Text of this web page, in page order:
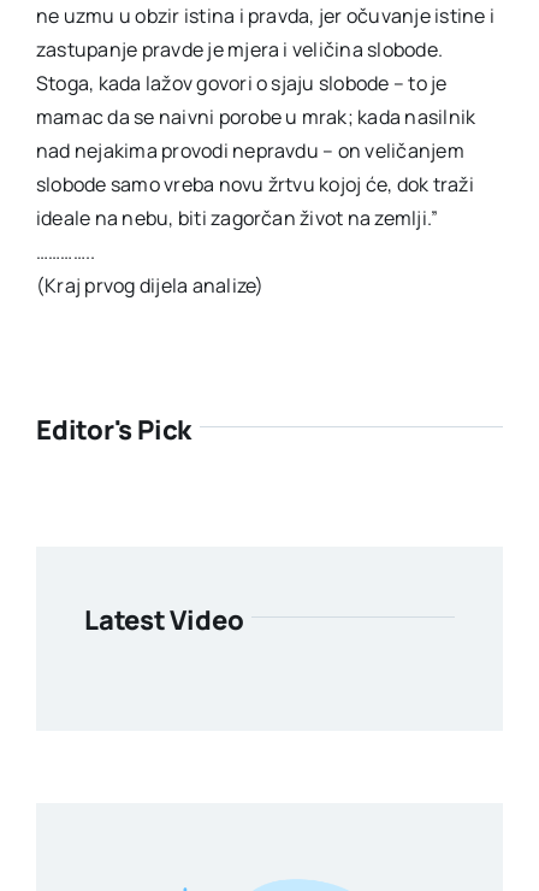
ne uzmu u obzir istina i pravda, jer očuvanje istine i
zastupanje pravde je mjera i veličina slobode.
Stoga, kada lažov govori o sjaju slobode – to je
mamac da se naivni porobe u mrak; kada nasilnik
nad nejakima provodi nepravdu – on veličanjem
slobode samo vreba novu žrtvu kojoj će, dok traži
ideale na nebu, biti zagorčan život na zemlji.”
…………..
(Kraj prvog dijela analize)
Editor's Pick
Latest Video